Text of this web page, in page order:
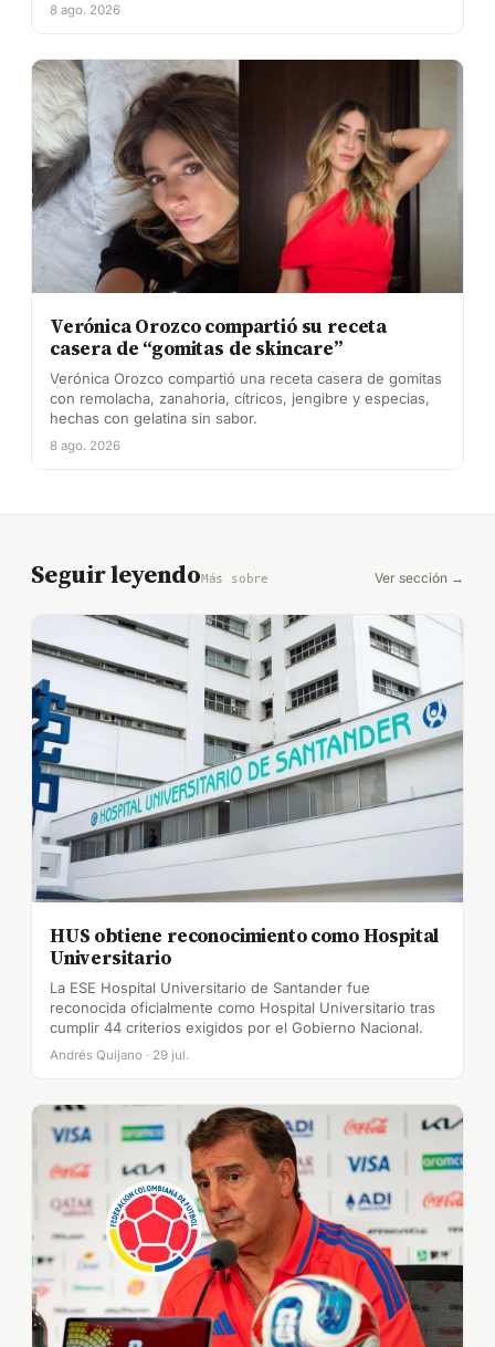
8 ago. 2026
Verónica Orozco compartió su receta
casera de “gomitas de skincare”
Verónica Orozco compartió una receta casera de gomitas
con remolacha, zanahoria, cítricos, jengibre y especias,
hechas con gelatina sin sabor.
8 ago. 2026
Seguir leyendoMás sobre Ver sección →
HUS obtiene reconocimiento como Hospital
Universitario
La ESE Hospital Universitario de Santander fue
reconocida oficialmente como Hospital Universitario tras
cumplir 44 criterios exigidos por el Gobierno Nacional.
Andrés Quijano · 29 jul.